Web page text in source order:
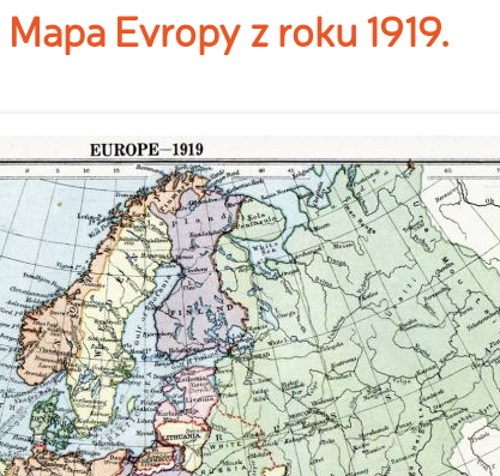
Mapa Evropy z roku 1919.